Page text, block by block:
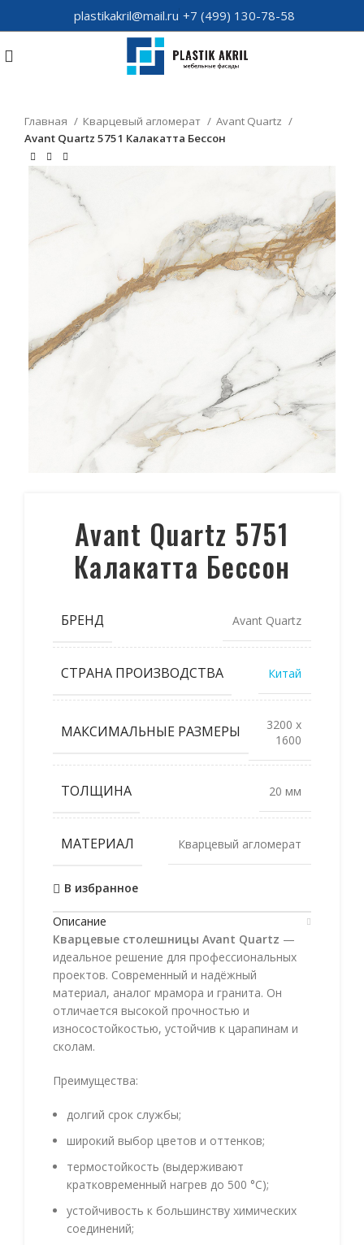
plastikakril@mail.ru +7 (499) 130-78-58
Главная Кварцевый агломерат
Avant Quartz
Avant Quartz 5751 Калакатта Бессон
Avant Quartz 5751
Калакатта Бессон
БРЕНД Avant Quartz
СТРАНА ПРОИЗВОДСТВА Китай
МАКСИМАЛЬНЫЕ РАЗМЕРЫ
3200 x
1600
ТОЛЩИНА 20 мм
МАТЕРИАЛ Кварцевый агломерат
В избранное
Описание
Кварцевые столешницы Avant Quartz —
идеальное решение для профессиональных
проектов. Современный и надёжный
материал, аналог мрамора и гранита. Он
отличается высокой прочностью и
износостойкостью, устойчив к царапинам и
сколам.
Преимущества:
долгий срок службы;
широкий выбор цветов и оттенков;
термостойкость (выдерживают
кратковременный нагрев до 500 °C);
устойчивость к большинству химических
соединений;